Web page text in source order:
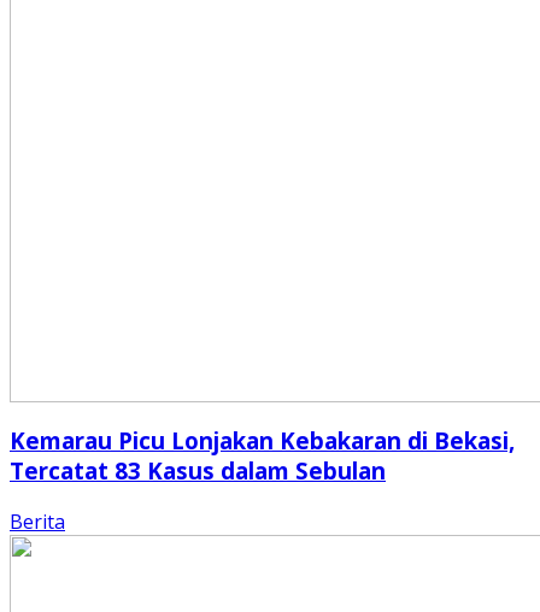
Kemarau Picu Lonjakan Kebakaran di Bekasi,
Tercatat 83 Kasus dalam Sebulan
Berita